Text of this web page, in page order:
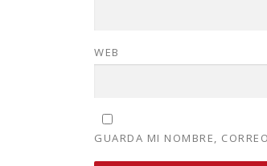
WEB
GUARDA MI NOMBRE,